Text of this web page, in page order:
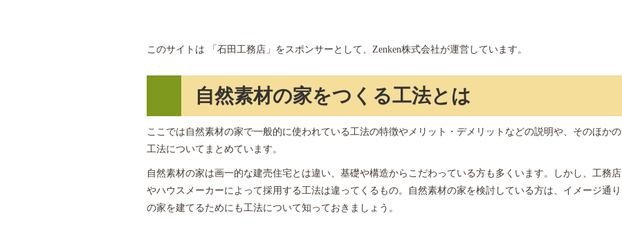
このサイトは 「石田工務店」をスポンサーとして、Zenken株式会社が運営しています。
自然素材の家をつくる工法とは
ここでは自然素材の家で一般的に使われている工法の特徴やメリット・デメリットなどの説明や、そのほかの
工法についてまとめています。
自然素材の家は画一的な建売住宅とは違い、基礎や構造からこだわっている方も多くいます。しかし、工務店
やハウスメーカーによって採用する工法は違ってくるもの。自然素材の家を検討している方は、イメージ通り
の家を建てるためにも工法について知っておきましょう。